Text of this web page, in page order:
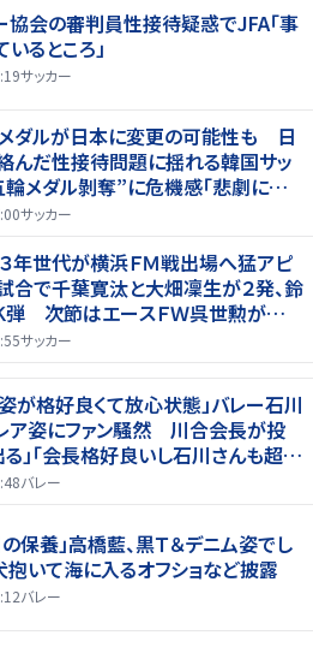
協会の審判員性接待疑惑でJFA「事
るところ」
サッカー
ダルが日本に変更の可能性も 日
んだ性接待問題に揺れる韓国サッ
メダル剝奪”に危機感「悲劇に見
サッカー
３年世代が横浜ＦＭ戦出場へ猛アピ
で千葉寛汰と大畑凜生が２発、鈴
弾 次節はエースＦＷ呉世勲が出
サッカー
が格好良くて放心状態」バレー石川
ア姿にファン騒然 川合会長が投
」「会長格好良いし石川さんも超格
バレー
の保養」高橋藍、黒Ｔ＆デニム姿でし
抱いて海に入るオフショなど披露
バレー